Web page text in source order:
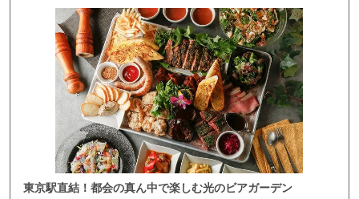
東京駅直結！都会の真ん中で楽しむ光のビアガーデン